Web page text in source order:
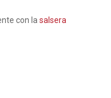
con la salsera